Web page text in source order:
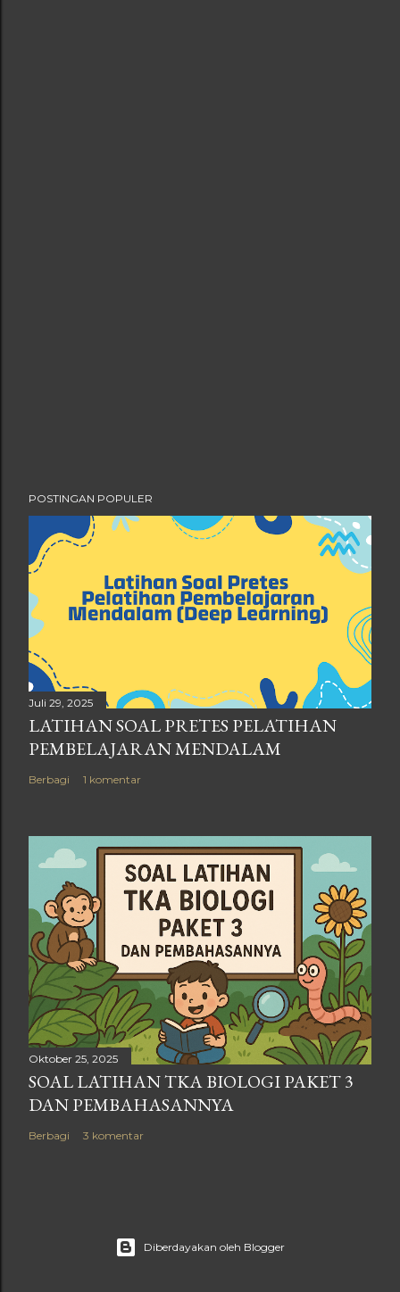
POSTINGAN POPULER
Juli 29, 2025
LATIHAN SOAL PRETES PELATIHAN
PEMBELAJARAN MENDALAM
Berbagi 1 komentar
Oktober 25, 2025
SOAL LATIHAN TKA BIOLOGI PAKET 3
DAN PEMBAHASANNYA
Berbagi 3 komentar
Diberdayakan oleh Blogger